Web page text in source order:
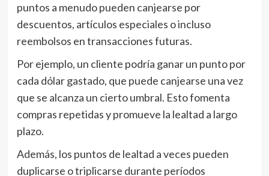
puntos a menudo pueden canjearse por
descuentos, artículos especiales o incluso
reembolsos en transacciones futuras.
Por ejemplo, un cliente podría ganar un punto por
cada dólar gastado, que puede canjearse una vez
que se alcanza un cierto umbral. Esto fomenta
compras repetidas y promueve la lealtad a largo
plazo.
Además, los puntos de lealtad a veces pueden
duplicarse o triplicarse durante períodos